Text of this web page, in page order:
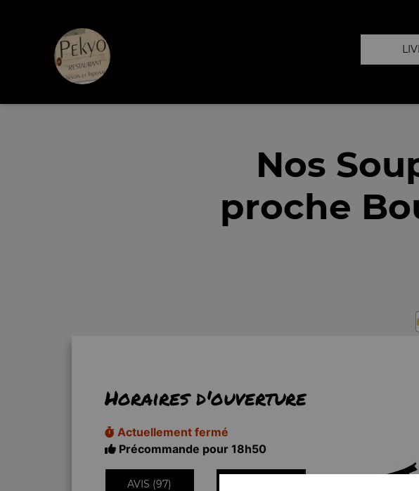
Nos
proche
Horaires d'ouverture
Actuellement fermé
Précommande pour 18h50
AVIS (97)